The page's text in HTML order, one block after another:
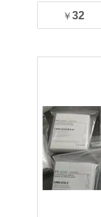
￥32